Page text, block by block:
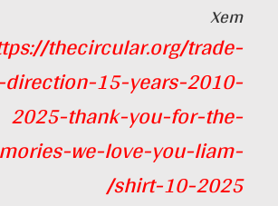
Xem
thecircular.org/trade-
15-years-2010-
2025-thank-you-for-the-
we-love-you-liam-
shirt-10-2025/